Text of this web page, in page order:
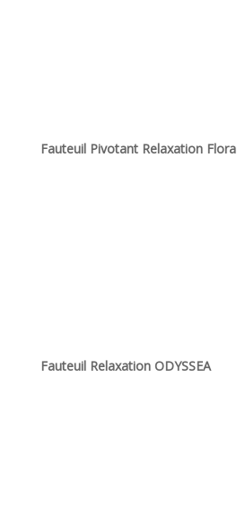
Fauteuil Pivotant Relaxation Flora
Fauteuil Relaxation ODYSSEA